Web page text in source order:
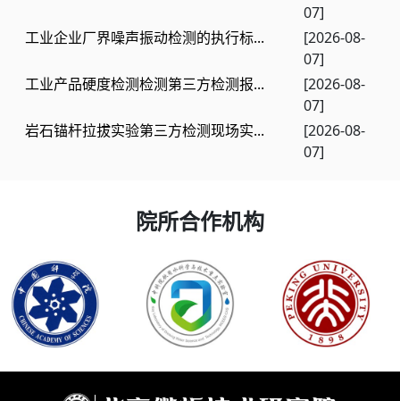
07]
工业企业厂界噪声振动检测的执行标...
[2026-08-
07]
工业产品硬度检测检测第三方检测报...
[2026-08-
07]
岩石锚杆拉拔实验第三方检测现场实...
[2026-08-
07]
院所合作机构